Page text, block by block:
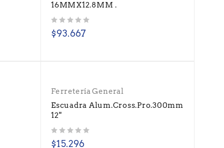
16MMX12.8MM .
$93.667
Ferretería General
Escuadra Alum.Cross.Pro.300mm
12"
$15.296